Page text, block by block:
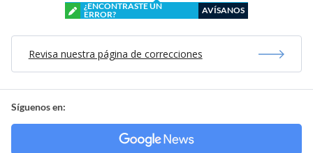
¿ENCONTRASTE UN
ERROR?
AVÍSANOS
Revisa nuestra página de correcciones
Síguenos en: